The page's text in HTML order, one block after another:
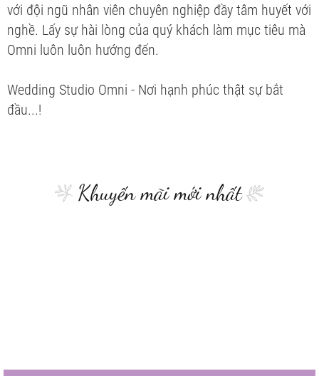
với đội ngũ nhân viên chuyên nghiệp đầy tâm huyết với
nghề. Lấy sự hài lòng của quý khách làm mục tiêu mà
Omni luôn luôn hướng đến.
Wedding Studio Omni - Nơi hạnh phúc thật sự bắt
đầu...!
Khuyến mãi mới nhất